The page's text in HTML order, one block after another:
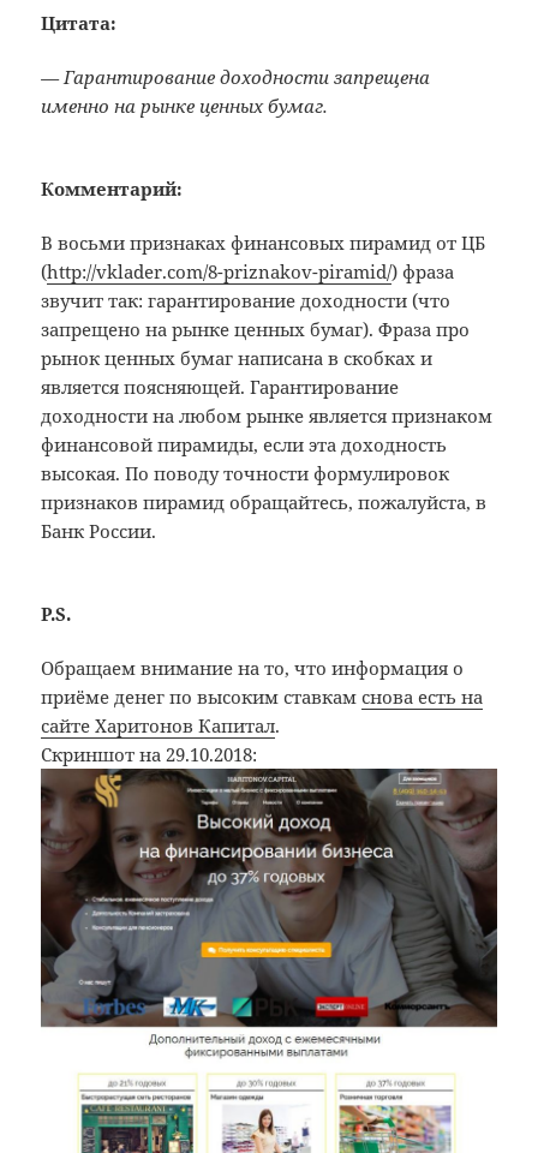
Цитата:
— Гарантирование доходности запрещена
именно на рынке ценных бумаг.
Комментарий:
В восьми признаках финансовых пирамид от ЦБ
(http://vklader.com/8-priznakov-piramid/) фраза
звучит так: гарантирование доходности (что
запрещено на рынке ценных бумаг). Фраза про
рынок ценных бумаг написана в скобках и
является поясняющей. Гарантирование
доходности на любом рынке является признаком
финансовой пирамиды, если эта доходность
высокая. По поводу точности формулировок
признаков пирамид обращайтесь, пожалуйста, в
Банк России.
P.S.
Обращаем внимание на то, что информация о
приёме денег по высоким ставкамснова есть на
сайте Харитонов Капитал.
Скриншот на 29.10.2018: